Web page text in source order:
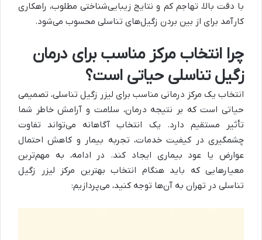
با دقت بالا، تهاجم کم و نتایج زیبایی‌شناختی مطلوب، راهکاری
کارآمد برای از بین بردن زگیل‌های تناسلی محسوب می‌شود.
چرا انتخاب مرکز مناسب برای درمان
زگیل تناسلی حیاتی است؟
انتخاب یک مرکز درمانی مناسب برای لیزر زگیل تناسلی، تصمیمی
حیاتی است که بر نتیجه درمان، سلامت و آرامش خاطر شما
تأثیر مستقیم دارد. یک انتخاب آگاهانه می‌تواند تفاوت
چشمگیری در کیفیت خدمات، تجربه بیمار و کاهش احتمال
عوارض یا عود بیماری ایجاد کند. در ادامه، به مهم‌ترین
معیارهایی که باید هنگام انتخاب بهترین مرکز لیزر زگیل
تناسلی در تهران به آن‌ها توجه کنید، می‌پردازیم: